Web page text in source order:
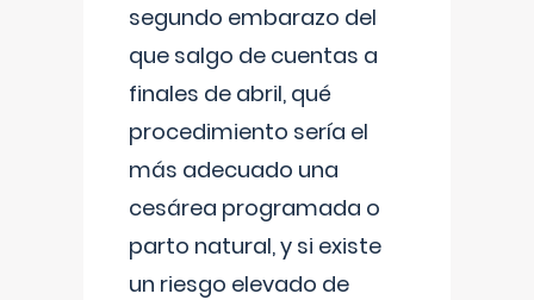
segundo embarazo del
que salgo de cuentas a
finales de abril, qué
procedimiento sería el
más adecuado una
cesárea programada o
parto natural, y si existe
un riesgo elevado de